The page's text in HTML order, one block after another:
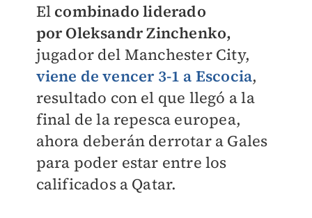
El combinado liderado
porOleksandr Zinchenko,
jugador del Manchester City,
viene de vencer 3-1 a Escocia,
resultado con el que llegó a la
final de la repesca europea,
ahora deberán derrotar a Gales
para poder estar entre los
calificados a Qatar.